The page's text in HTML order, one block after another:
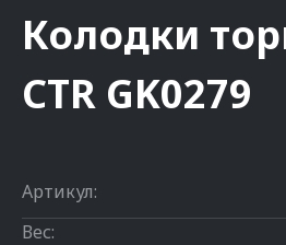
Колодки
CTR GK0279
Артикул:
Вес: